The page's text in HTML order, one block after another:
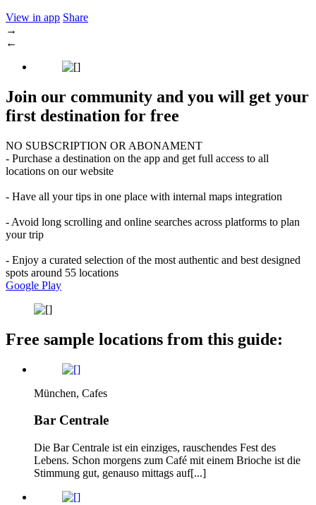
View in app Share
→
←
Join our community and you will get your
first destination for free
NO SUBSCRIPTION OR ABONAMENT
- Purchase a destination on the app and get full access to all
locations on our website
- Have all your tips in one place with internal maps integration
- Avoid long scrolling and online searches across platforms to plan
your trip
- Enjoy a curated selection of the most authentic and best designed
spots around 55 locations
Google Play
Free sample locations from this guide:
München, Cafes
Bar Centrale
Die Bar Centrale ist ein einziges, rauschendes Fest des
Lebens. Schon morgens zum Café mit einem Brioche ist die
Stimmung gut, genauso mittags auf[...]